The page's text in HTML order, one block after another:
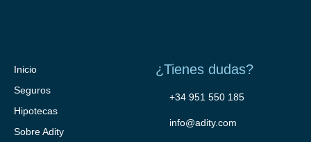
Inicio
Seguros
Hipotecas
Sobre Adity
¿Tienes dudas?
+34 951 550 185
info@adity.com